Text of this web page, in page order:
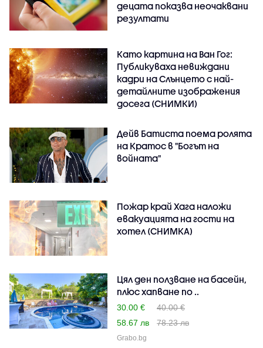
децата показва неочаквани
резултати
Като картина на Ван Гог:
Публикуваха невиждани
кадри на Слънцето с най-
детайлните изображения
досега (СНИМКИ)
Дейв Батиста поема ролята
на Кратос в "Богът на
войната"
Пожар край Хага наложи
евакуацията на гости на
хотел (СНИМКА)
Цял ден ползване на басейн,
плюс хапване по ..
30.00 €
40.00 €
58.67 лв
78.23 лв
Grabo.bg